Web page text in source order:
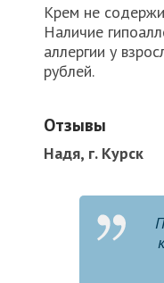
Крем не
Наличие
аллергии у
рублей.
Отзывы
Надя, г. Курск